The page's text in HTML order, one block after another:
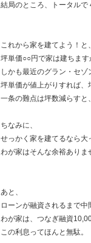
結局のところ、トータル
これから家を建てよう！と
坪単価○○円で家は建ちます
しかも最近のグラン・セ
坪単価が値上がりすれば
一条の難点は坪数減らす
ちなみに、
せっかく家を建てるなら大
わが家はそんな余裕あり
あと、
ローンが融資されるまで
わが家は、つなぎ融資
この利息ってほんと無駄。